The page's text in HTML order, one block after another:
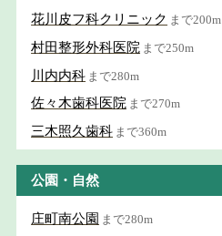
花川皮フ科クリニック まで200m
村田整形外科医院 まで250m
川内内科 まで280m
佐々木歯科医院 まで270m
三木照久歯科 まで360m
公園・自然
庄町南公園 まで280m